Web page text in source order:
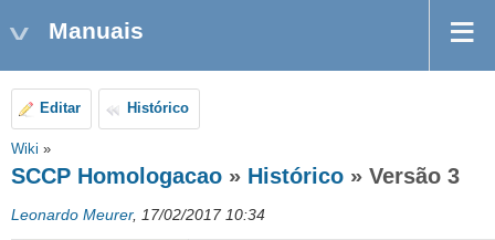
Manuais
Editar Histórico
Wiki »
SCCP Homologacao » Histórico » Versão 3
Leonardo Meurer, 17/02/2017 10:34